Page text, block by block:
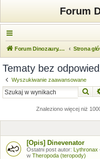
Forum
Forum Dinozaury.com Strona
Tematy bez
Wyszukiwanie zaawansowane
Znaleziono więcej niż
[Opis] Dinevenator
Ostatni post autor: Lythronax
w Theropoda (teropody)